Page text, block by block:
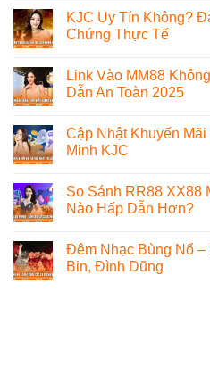
KJC Uy Tín Không?
Chứng Thực Tế
Link Vào MM88
Dẫn An Toàn 2025
Cập Nhật Khuyến
Minh KJC
So Sánh RR88 XX88
Nào Hấp Dẫn Hơn?
Đêm Nhạc Bùng Nổ –
Bin, Đình Dũng